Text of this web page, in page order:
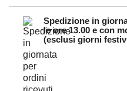
Spedizione in
le ore 13.00 e con
(esclusi giorni